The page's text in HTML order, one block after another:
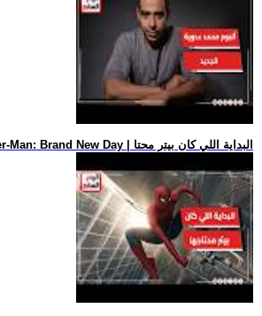
.. فيلم Spider-Man: Brand New Day | البداية اللي كان بيتر محتا